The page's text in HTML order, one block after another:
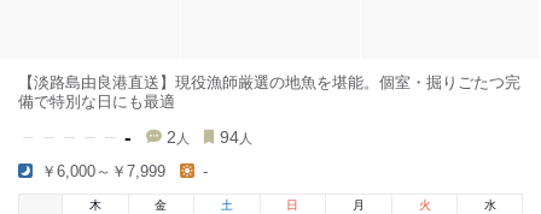
【淡路島由良港直送】現役漁師厳選の地魚を堪能。個室・掘りごたつ完
備で特別な日にも最適
- 2 人 94 人
￥6,000～￥7,999 -
木
金 土 日 月 火 水